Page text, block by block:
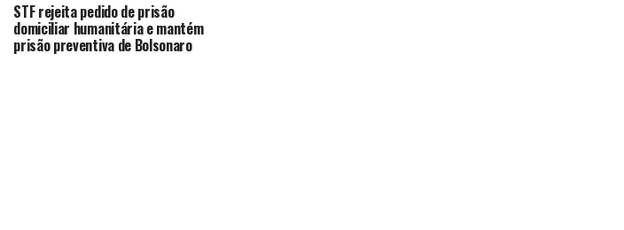
STF rejeita pedido de prisão
domiciliar humanitária e mantém
prisão preventiva de Bolsonaro